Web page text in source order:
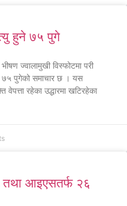
हुने ७५ पुगे
ज्वालामुखी विस्फोटमा परी
७५ पुगेको समाचार छ । यस
रहेका उद्धारमा खटिरहेका
तथा आइएसतर्फ २६